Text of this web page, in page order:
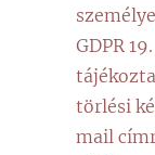
GDPR
törlési
mail